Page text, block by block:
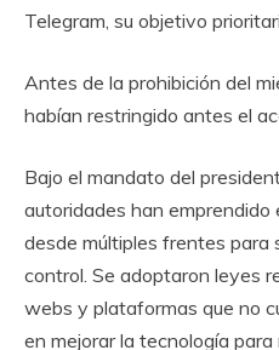
Telegram, su objetivo
Antes de la prohibición del
habían restringido antes el
Bajo el mandato del
autoridades han
desde múltiples frentes
control. Se adoptaron leyes
webs y plataformas que no
en mejorar la tecnología